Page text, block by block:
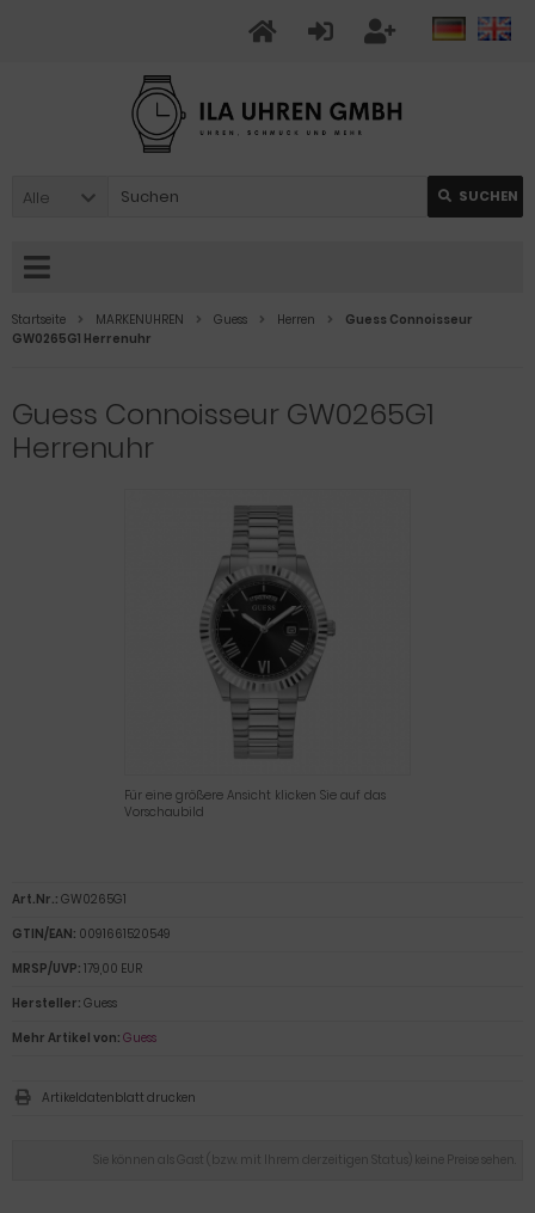
Alle SUCHEN
Startseite MARKENUHREN Guess Herren
Guess Connoisseur
GW0265G1 Herrenuhr
Guess Connoisseur GW0265G1
Herrenuhr
Für eine größere Ansicht klicken Sie auf das
Vorschaubild
Sie können als Gast (bzw. mit Ihrem derzeitigen Status) keine Preise sehen.
Art.Nr.: GW0265G1
GTIN/EAN: 0091661520549
MRSP/UVP: 179,00 EUR
Hersteller: Guess
Mehr Artikel von: Guess
Artikeldatenblatt drucken